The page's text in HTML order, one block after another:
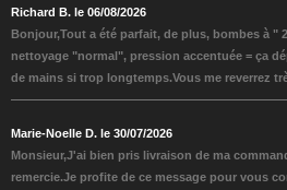
Richard B. le 06/08/2026
Bonjour,Tout a été parfait, de plus, bombes à "
nettoyage "normal", pression accentuée = ça
de mains si trop longtemps.Vous me reverrez
Marie-Noelle D. le 30/07/2026
Monsieur,J'ai bien pris livraison de ma
remercie.Je profite de ce message pour vous